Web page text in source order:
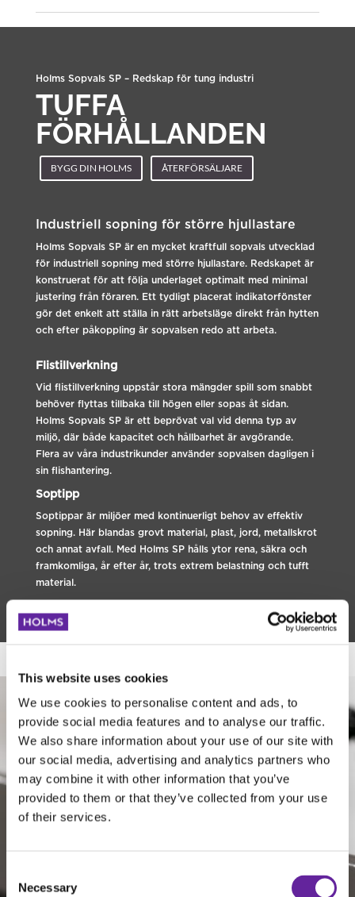
This website uses cookies
We use cookies to personalise content and ads, to
provide social media features and to analyse our traffic.
We also share information about your use of our site with
our social media, advertising and analytics partners who
may combine it with other information that you’ve
provided to them or that they’ve collected from your use
of their services.
Selection
Necessary
Holms Sopvals SP – Redskap för tung industri
TUFFA
FÖRHÅLLANDEN
BYGG DIN HOLMS ÅTERFÖRSÄLJARE
Industriell sopning för större hjullastare
Holms Sopvals SP är en mycket kraftfull sopvals utvecklad
för industriell sopning med större hjullastare. Redskapet är
konstruerat för att följa underlaget optimalt med minimal
justering från föraren. Ett tydligt placerat indikatorfönster
gör det enkelt att ställa in rätt arbetsläge direkt från hytten
och efter påkoppling är sopvalsen redo att arbeta.
Flistillverkning
Vid flistillverkning uppstår stora mängder spill som snabbt
behöver flyttas tillbaka till högen eller sopas åt sidan.
Holms Sopvals SP är ett beprövat val vid denna typ av
miljö, där både kapacitet och hållbarhet är avgörande.
Flera av våra industrikunder använder sopvalsen dagligen i
sin flishantering.
Soptipp
Soptippar är miljöer med kontinuerligt behov av effektiv
sopning. Här blandas grovt material, plast, jord, metallskrot
och annat avfall. Med Holms SP hålls ytor rena, säkra och
framkomliga, år efter år, trots extrem belastning och tufft
material.